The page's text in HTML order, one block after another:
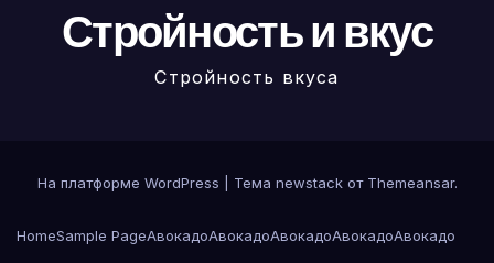
Стройность и вкус
Стройность вкуса
На платформе WordPress Тема newstack от Themeansar.
HomeSample PageАвокадоАвокадоАвокадоАвокадоАвокадо